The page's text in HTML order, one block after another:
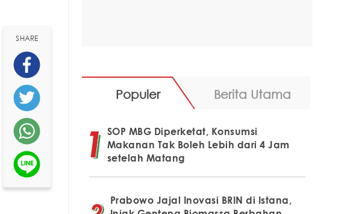
SHARE
Populer Berita Utama
SOP MBG Diperketat, Konsumsi
Makanan Tak Boleh Lebih dari 4 Jam
setelah Matang
Prabowo Jajal Inovasi BRIN di Istana,